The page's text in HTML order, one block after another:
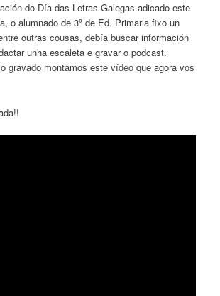
do Día das Letras Galegas adicado este
o alumnado de 3º de Ed. Primaria fixo un
outras cousas, debía buscar información
unha escaleta e gravar o podcast.
gravado montamos este vídeo que agora vos